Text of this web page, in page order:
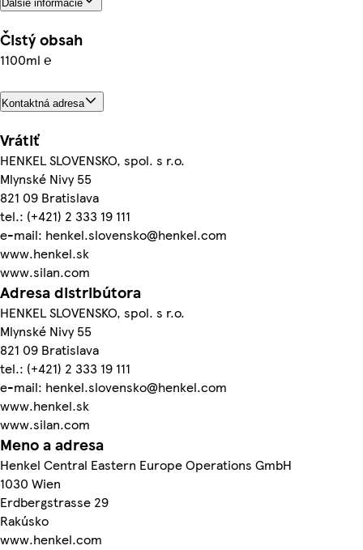
Ďalšie informácie
Čistý obsah
1100ml ℮
Kontaktná adresa
Vrátiť
HENKEL SLOVENSKO, spol. s r.o.
Mlynské Nivy 55
821 09 Bratislava
tel.: (+421) 2 333 19 111
e-mail: henkel.slovensko@henkel.com
www.henkel.sk
www.silan.com
Adresa distribútora
HENKEL SLOVENSKO, spol. s r.o.
Mlynské Nivy 55
821 09 Bratislava
tel.: (+421) 2 333 19 111
e-mail: henkel.slovensko@henkel.com
www.henkel.sk
www.silan.com
Meno a adresa
Henkel Central Eastern Europe Operations GmbH
1030 Wien
Erdbergstrasse 29
Rakúsko
www.henkel.com